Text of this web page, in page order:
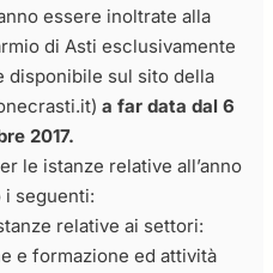
essere inoltrate alla
di Asti esclusivamente
disponibile sul sito della
a far data dal 6
2017.
le istanze relative all’anno
i seguenti:
relative ai settori:
e formazione ed attività